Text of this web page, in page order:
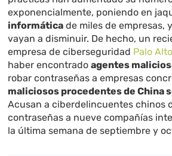
exponencialmente, poniendo en
informática de miles de empresas,
vayan a disminuir. De hecho, un
empresa de ciberseguridad Palo
haber encontradoagentes
robar contraseñas a empresas
maliciosos procedentes de China
Acusan a ciberdelincuentes chinos
contraseñas a nueve compañías
la última semana de septiembre y